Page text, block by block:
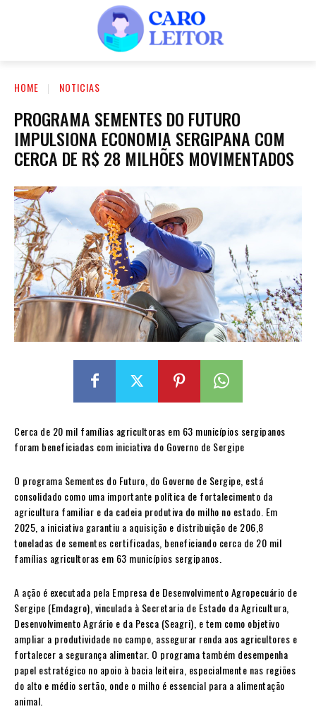
HOME NOTICIAS
PROGRAMA SEMENTES DO FUTURO
IMPULSIONA ECONOMIA SERGIPANA COM
CERCA DE R$ 28 MILHÕES MOVIMENTADOS
Cerca de 20 mil famílias agricultoras em 63 municípios sergipanos
foram beneficiadas com iniciativa do Governo de Sergipe
O programa Sementes do Futuro, do Governo de Sergipe, está
consolidado como uma importante política de fortalecimento da
agricultura familiar e da cadeia produtiva do milho no estado. Em
2025, a iniciativa garantiu a aquisição e distribuição de 206,8
toneladas de sementes certificadas, beneficiando cerca de 20 mil
famílias agricultoras em 63 municípios sergipanos.
A ação é executada pela Empresa de Desenvolvimento Agropecuário de
Sergipe (Emdagro), vinculada à Secretaria de Estado da Agricultura,
Desenvolvimento Agrário e da Pesca (Seagri), e tem como objetivo
ampliar a produtividade no campo, assegurar renda aos agricultores e
fortalecer a segurança alimentar. O programa também desempenha
papel estratégico no apoio à bacia leiteira, especialmente nas regiões
do alto e médio sertão, onde o milho é essencial para a alimentação
animal.